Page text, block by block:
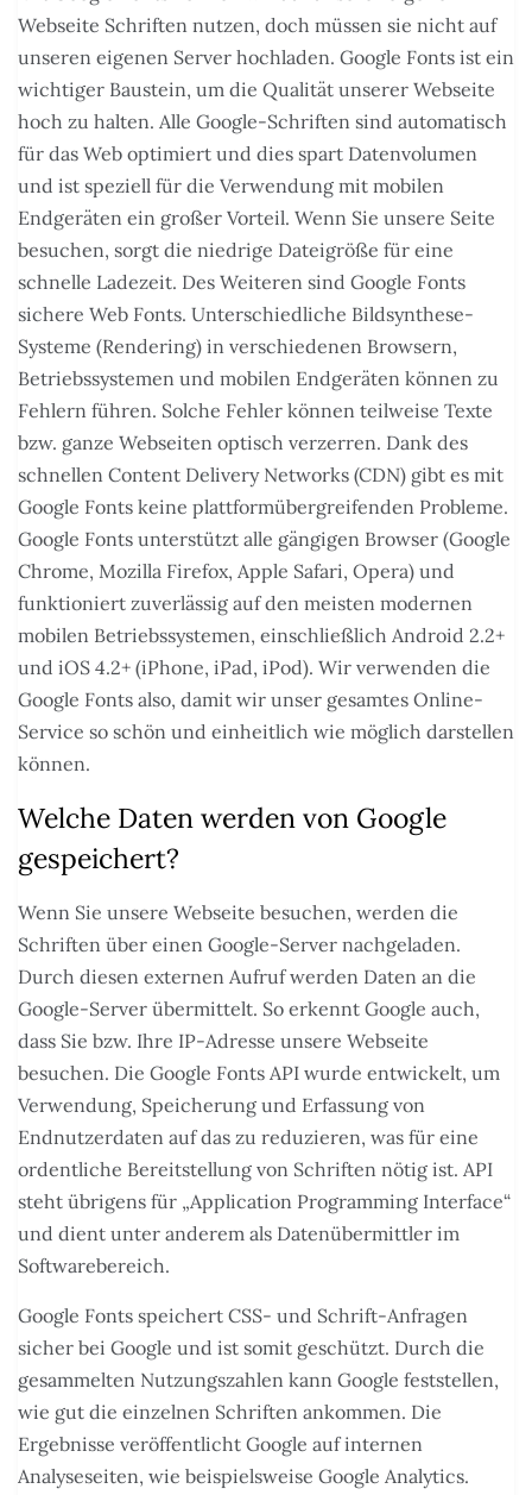
Webseite Schriften nutzen, doch müssen sie nicht auf
unseren eigenen Server hochladen. Google Fonts ist ein
wichtiger Baustein, um die Qualität unserer Webseite
hoch zu halten. Alle Google-Schriften sind automatisch
für das Web optimiert und dies spart Datenvolumen
und ist speziell für die Verwendung mit mobilen
Endgeräten ein großer Vorteil. Wenn Sie unsere Seite
besuchen, sorgt die niedrige Dateigröße für eine
schnelle Ladezeit. Des Weiteren sind Google Fonts
sichere Web Fonts. Unterschiedliche Bildsynthese-
Systeme (Rendering) in verschiedenen Browsern,
Betriebssystemen und mobilen Endgeräten können zu
Fehlern führen. Solche Fehler können teilweise Texte
bzw. ganze Webseiten optisch verzerren. Dank des
schnellen Content Delivery Networks (CDN) gibt es mit
Google Fonts keine plattformübergreifenden Probleme.
Google Fonts unterstützt alle gängigen Browser (Google
Chrome, Mozilla Firefox, Apple Safari, Opera) und
funktioniert zuverlässig auf den meisten modernen
mobilen Betriebssystemen, einschließlich Android 2.2+
und iOS 4.2+ (iPhone, iPad, iPod). Wir verwenden die
Google Fonts also, damit wir unser gesamtes Online-
Service so schön und einheitlich wie möglich darstellen
können.
Welche Daten werden von Google
gespeichert?
Wenn Sie unsere Webseite besuchen, werden die
Schriften über einen Google-Server nachgeladen.
Durch diesen externen Aufruf werden Daten an die
Google-Server übermittelt. So erkennt Google auch,
dass Sie bzw. Ihre IP-Adresse unsere Webseite
besuchen. Die Google Fonts API wurde entwickelt, um
Verwendung, Speicherung und Erfassung von
Endnutzerdaten auf das zu reduzieren, was für eine
ordentliche Bereitstellung von Schriften nötig ist. API
steht übrigens für „Application Programming Interface“
und dient unter anderem als Datenübermittler im
Softwarebereich.
Google Fonts speichert CSS- und Schrift-Anfragen
sicher bei Google und ist somit geschützt. Durch die
gesammelten Nutzungszahlen kann Google feststellen,
wie gut die einzelnen Schriften ankommen. Die
Ergebnisse veröffentlicht Google auf internen
Analyseseiten, wie beispielsweise Google Analytics.